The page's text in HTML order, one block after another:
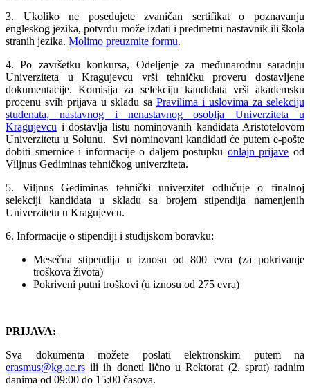
3. Ukoliko ne posedujete zvaničan sertifikat o poznavanju
engleskog jezika, potvrdu može izdati i predmetni nastavnik ili škola
stranih jezika. Molimo preuzmite formu.
4. Po završetku konkursa, Odeljenje za međunarodnu saradnju
Univerziteta u Kragujevcu vrši tehničku proveru dostavljene
dokumentacije. Komisija za selekciju kandidata vrši akademsku
procenu svih prijava u skladu sa Pravilima i uslovima za selekciju
studenata, nastavnog i nenastavnog osoblja Univerziteta u
Kragujevcu i dostavlja listu nominovanih kandidata Aristotelovom
Univerzitetu u Solunu. Svi nominovani kandidati će putem e-pošte
dobiti smernice i informacije o daljem postupku onlajn prijave od
Viljnus Gediminas tehničkog univerziteta.
5. Viljnus Gediminas tehnički univerzitet odlučuje o finalnoj
selekciji kandidata u skladu sa brojem stipendija namenjenih
Univerzitetu u Kragujevcu.
6. Informacije o stipendiji i studijskom boravku:
Mesečna stipendija u iznosu od 800 evra (za pokrivanje
troškova života)
Pokriveni putni troškovi (u iznosu od 275 evra)
PRIJAVA:
Sva dokumenta možete poslati elektronskim putem na
erasmus@kg.ac.rs ili ih doneti lično u Rektorat (2. sprat) radnim
danima od 09:00 do 15:00 časova.